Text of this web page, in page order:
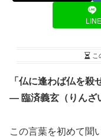
LINE
こ
「仏に逢わば仏を殺
― 臨済義玄（りんざ
この言葉を初めて聞